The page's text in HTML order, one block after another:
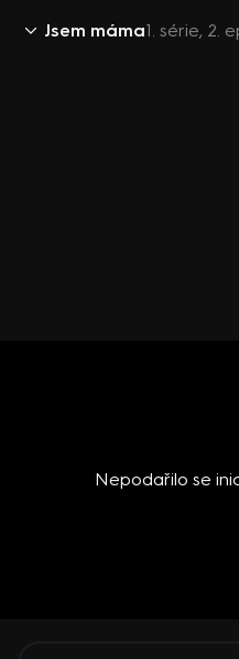
Jsem máma1. série, 2.
Nepodařilo se